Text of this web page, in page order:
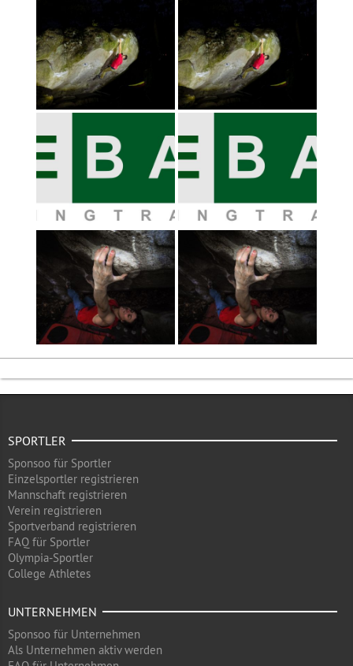
SPORTLER
Sponsoo für Sportler
Einzelsportler registrieren
Mannschaft registrieren
Verein registrieren
Sportverband registrieren
FAQ für Sportler
Olympia-Sportler
College Athletes
UNTERNEHMEN
Sponsoo für Unternehmen
Als Unternehmen aktiv werden